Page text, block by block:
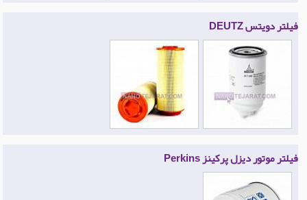
فیلتر دویتس DEUTZ
فیلتر موتور دیزل پرکینز Perkins